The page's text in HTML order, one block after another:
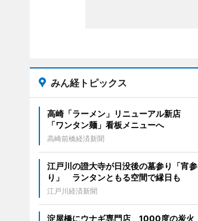
みん経トピックス
高崎「ラーメン」リニューアル新店
「ワンタン麺」看板メニューへ
高崎前橋経済新聞
江戸川の證大寺が日没後の墓参り「宵参
り」 ランタンともる空間で縁日も
江戸川経済新聞
淀屋橋にウナギ専門店 1000度の炭火